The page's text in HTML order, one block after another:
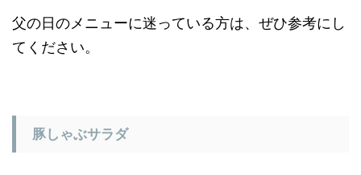
父の日のメニューに迷っている方は、ぜひ参考にし
てください。
豚しゃぶサラダ